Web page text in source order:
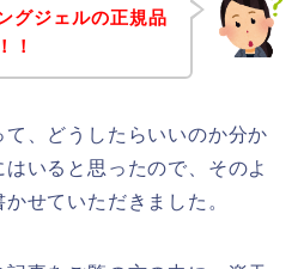
グジェルの正規品
！
、どうしたらいいのか分か
いると思ったので、そのよ
せていただきました。